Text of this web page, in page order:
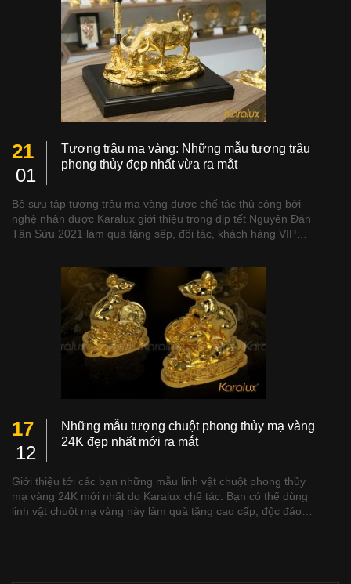
21
01
Tượng trâu mạ vàng: Những mẫu tượng trâu
phong thủy đẹp nhất vừa ra mắt
Bộ sưu tập tượng trâu mạ vàng được chế tác thủ công bởi
nghệ nhân được Karalux giới thiệu trong dịp tết Nguyên Đán
Tân Sửu 2021 làm quà tặng sếp, đối tác, khách hàng VIP…
17
12
Những mẫu tượng chuột phong thủy mạ vàng
24K đẹp nhất mới ra mắt
Giới thiệu tới các bạn những mẫu linh vật chuột phong thủy
mạ vàng 24K mới nhất do Karalux chế tác. Bạn có thể dùng
linh vật chuột mạ vàng này làm quà tặng cao cấp, độc đáo…